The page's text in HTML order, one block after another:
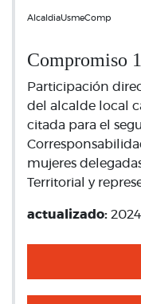
AlcaldiaUsmeComp
Compromiso 1
Participación
del alcalde local
citada para el
mujeres
Territorial y
actualizado: